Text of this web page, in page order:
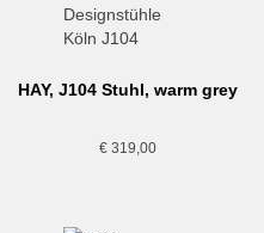
HAY, J104 Stuhl, warm grey
€ 319,00